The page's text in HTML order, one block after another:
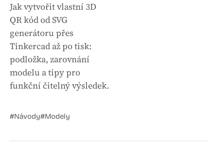
Jak vytvořit vlastní 3D
QR kód od SVG
generátoru přes
Tinkercad až po tisk:
podložka, zarovnání
modelu a tipy pro
funkční čitelný výsledek.
#Návody#Modely